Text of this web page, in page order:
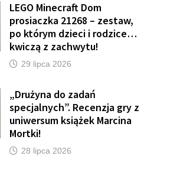
LEGO Minecraft Dom
prosiaczka 21268 – zestaw,
po którym dzieci i rodzice…
kwiczą z zachwytu!
29 lipca 2026
„Drużyna do zadań
specjalnych”. Recenzja gry z
uniwersum książek Marcina
Mortki!
28 lipca 2026